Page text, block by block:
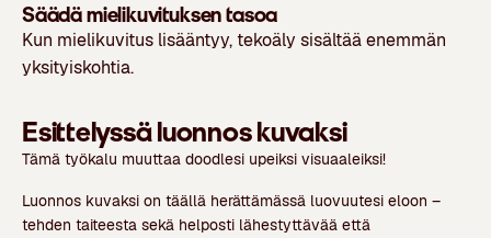
Säädä mielikuvituksen tasoa
Kun mielikuvitus lisääntyy, tekoäly sisältää enemmän
yksityiskohtia.
Esittelyssä luonnos kuvaksi
Tämä työkalu muuttaa doodlesi upeiksi visuaaleiksi!
Luonnos kuvaksi on täällä herättämässä luovuutesi eloon –
tehden taiteesta sekä helposti lähestyttävää että